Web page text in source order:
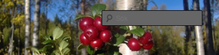
Hoppa
till
primärt
innehållStorborgarn
Byn i skogen
Sök